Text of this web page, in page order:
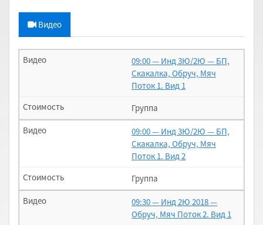
Видео
09:00 — Инд 3Ю/2Ю — БП,
Скакалка, Обруч, Мяч
Поток 1. Вид 1
Группа
09:00 — Инд 3Ю/2Ю — БП,
Скакалка, Обруч, Мяч
Поток 1. Вид 2
Группа
09:30 — Инд 2Ю 2018 —
Обруч, Мяч Поток 2. Вид 1